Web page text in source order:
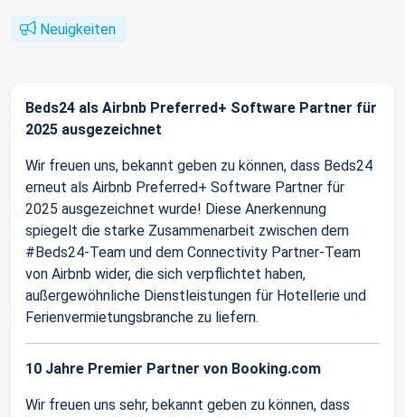
Neuigkeiten
Beds24 als Airbnb Preferred+ Software Partner für
2025 ausgezeichnet
Wir freuen uns, bekannt geben zu können, dass Beds24
erneut als Airbnb Preferred+ Software Partner für
2025 ausgezeichnet wurde! Diese Anerkennung
spiegelt die starke Zusammenarbeit zwischen dem
#Beds24-Team und dem Connectivity Partner-Team
von Airbnb wider, die sich verpflichtet haben,
außergewöhnliche Dienstleistungen für Hotellerie und
Ferienvermietungsbranche zu liefern.
10 Jahre Premier Partner von Booking.com
Wir freuen uns sehr, bekannt geben zu können, dass